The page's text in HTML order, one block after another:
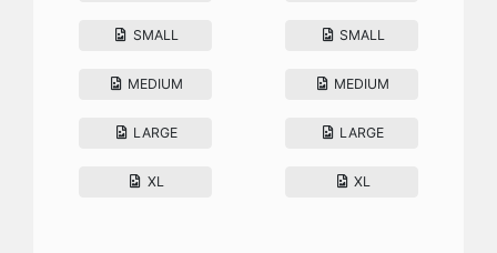
SMALL
MEDIUM
LARGE
XL
SMALL
MEDIUM
LARGE
XL